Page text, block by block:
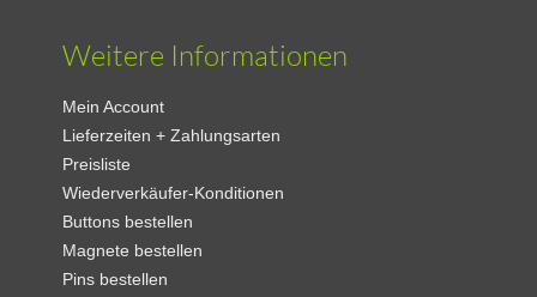
Weitere Informationen
Mein Account
Lieferzeiten + Zahlungsarten
Preisliste
Wiederverkäufer-Konditionen
Buttons bestellen
Magnete bestellen
Pins bestellen